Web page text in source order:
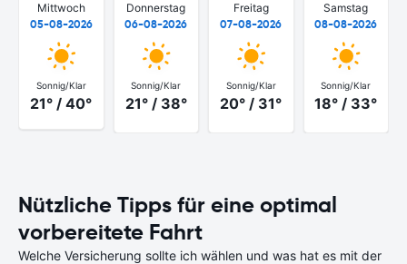
Mittwoch
05-08-2026
Sonnig/Klar
21° / 40°
Donnerstag
06-08-2026
Sonnig/Klar
21° / 38°
Freitag
07-08-2026
Sonnig/Klar
20° / 31°
Samstag
08-08-2026
Sonnig/Klar
18° / 33°
Nützliche Tipps für eine optimal
vorbereitete Fahrt
Welche Versicherung sollte ich wählen und was hat es mit der